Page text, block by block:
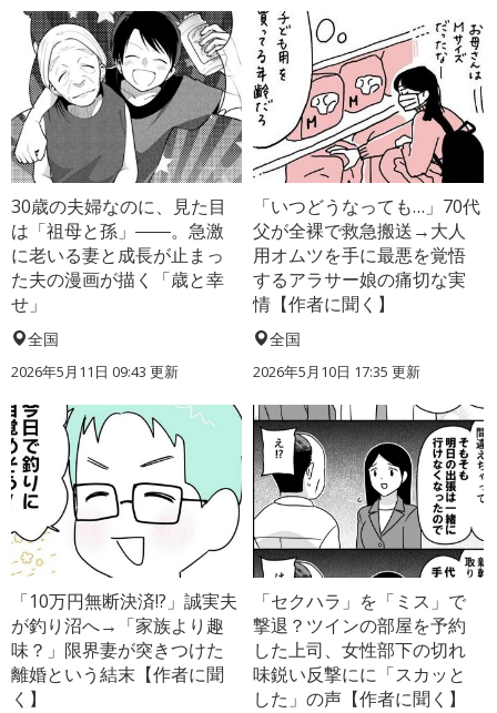
30歳の夫婦なのに、見た目
は「祖母と孫」――。急激
に老いる妻と成長が止まっ
た夫の漫画が描く「歳と幸
せ」
全国
2026年5月11日 09:43 更新
「いつどうなっても…」70代
父が全裸で救急搬送→大人
用オムツを手に最悪を覚悟
するアラサー娘の痛切な実
情【作者に聞く】
全国
2026年5月10日 17:35 更新
「10万円無断決済!?」誠実夫
が釣り沼へ→「家族より趣
味？」限界妻が突きつけた
離婚という結末【作者に聞
く】
「セクハラ」を「ミス」で
撃退？ツインの部屋を予約
した上司、女性部下の切れ
味鋭い反撃にに「スカッと
した」の声【作者に聞く】